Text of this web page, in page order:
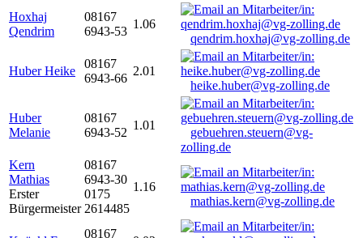
Hoxhaj
Qendrim
08167
6943-53
1.06
qendrim.hoxhaj@vg-zolling.de
Huber Heike
08167
6943-66
2.01
heike.huber@vg-zolling.de
Huber
Melanie
08167
6943-52
1.01
gebuehren.steuern@vg-
zolling.de
Kern
Mathias
Erster
Bürgermeister
08167
6943-30
0175
2614485
1.16
mathias.kern@vg-zolling.de
08167